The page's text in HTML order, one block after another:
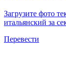
Загрузите фото
итальянский за
Перевести